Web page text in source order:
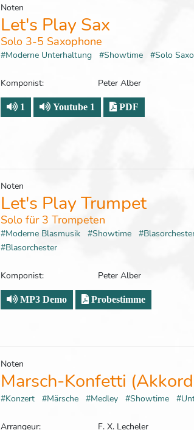
Noten
Let's Play Sax
Solo 3-5 Saxophone
#Moderne Unterhaltung #Showtime #Solo
Komponist: Peter Alber
1 Youtube 1 PDF
Noten
Let's Play Trumpet
Solo für 3 Trompeten
#Moderne Blasmusik #Showtime
#Blasorchester
Komponist: Peter Alber
MP3 Demo Probestimme
Noten
Marsch-Konfetti
#Konzert #Märsche #Medley #Showtime
Arrangeur: F. X. Lecheler